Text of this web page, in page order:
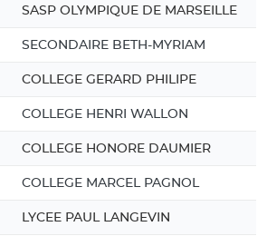
SASP OLYMPIQUE DE MARSEILLE
SECONDAIRE BETH-MYRIAM
COLLEGE GERARD PHILIPE
COLLEGE HENRI WALLON
COLLEGE HONORE DAUMIER
COLLEGE MARCEL PAGNOL
LYCEE PAUL LANGEVIN